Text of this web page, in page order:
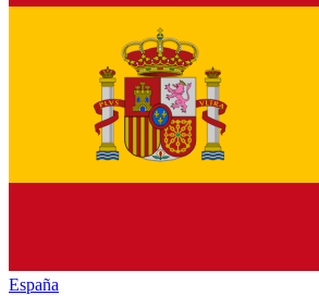
España